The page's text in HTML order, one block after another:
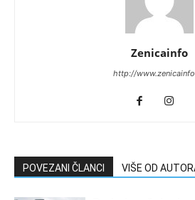
Zenicainfo
http://
POVEZANI ČLANCI VIŠE OD